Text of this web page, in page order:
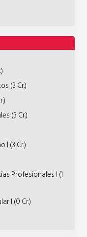
(3 Cr.)
(3 Cr.)
I (3 Cr.)
Profesionales I (1
I (0 Cr.)